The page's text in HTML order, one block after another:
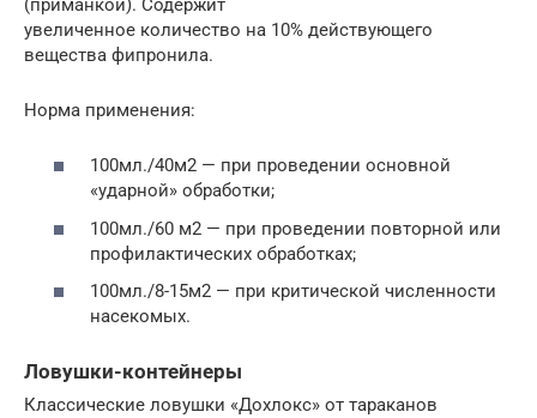
увеличенное количество на 10% действующего
вещества фипронила.
Норма применения:
100мл./40м2 — при проведении основной
«ударной» обработки;
100мл./60 м2 — при проведении повторной или
профилактических обработках;
100мл./8-15м2 — при критической численности
насекомых.
Ловушки-контейнеры
Классические ловушки «Дохлокс» от тараканов